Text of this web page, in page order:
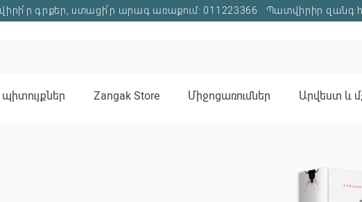
գրքեր, ստացի՛ր արագ առաքում: 011223366 Պատվիրիր զանգ
Zangak Store Միջոցառումներ Արվեստ և